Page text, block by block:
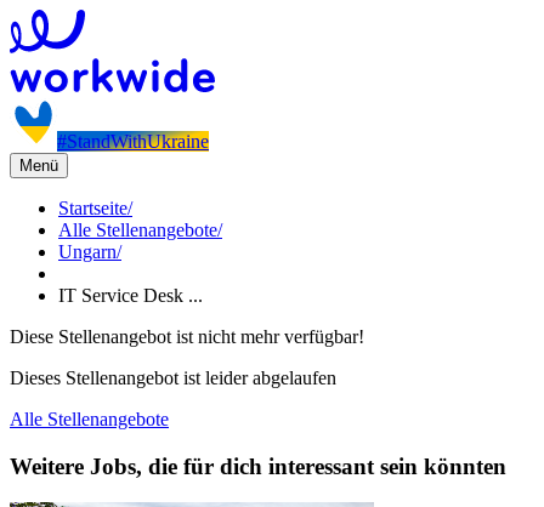
#StandWithUkraine
Menü
Startseite/
Alle Stellenangebote/
Ungarn/
IT Service Desk ...
Diese Stellenangebot ist nicht mehr verfügbar!
Dieses Stellenangebot ist leider abgelaufen
Alle Stellenangebote
Weitere Jobs, die für dich interessant sein könnten